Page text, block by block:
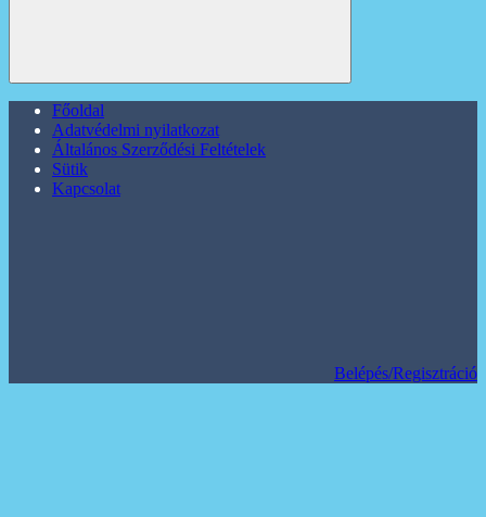
Főoldal
Adatvédelmi nyilatkozat
Általános Szerződési Feltételek
Sütik
Kapcsolat
Belépés/Regisztráció